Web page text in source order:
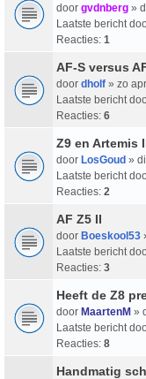
door gvdnberg »
Laatste bericht
Reacties: 1
AF-S versus
door dholf » zo
Laatste bericht
Reacties: 6
Z9 en Artemis
door LosGoud »
Laatste bericht
Reacties: 2
AF Z5 II
door Boeskool53
Laatste bericht
Reacties: 3
Heeft de Z8
door MaartenM »
Laatste bericht
Reacties: 8
Handmatig